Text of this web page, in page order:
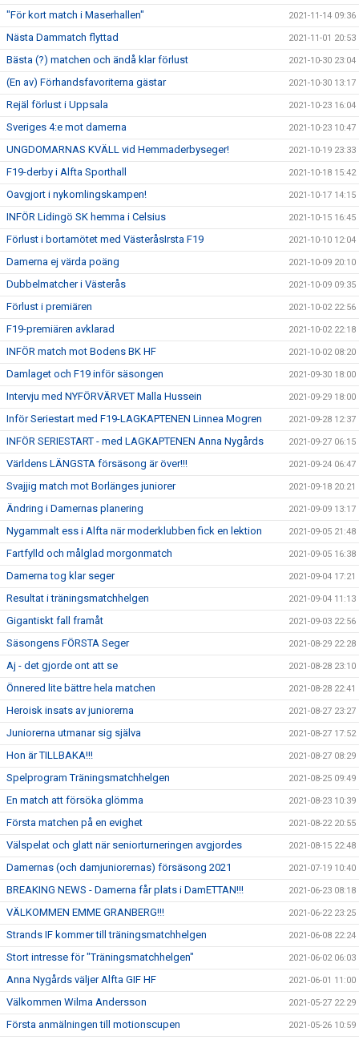
"För kort match i Maserhallen" 2021-11-14 09:36
Nästa Dammatch flyttad 2021-11-01 20:53
Bästa (?) matchen och ändå klar förlust 2021-10-30 23:04
(En av) Förhandsfavoriterna gästar 2021-10-30 13:17
Rejäl förlust i Uppsala 2021-10-23 16:04
Sveriges 4:e mot damerna 2021-10-23 10:47
UNGDOMARNAS KVÄLL vid Hemmaderbyseger! 2021-10-19 23:33
F19-derby i Alfta Sporthall 2021-10-18 15:42
Oavgjort i nykomlingskampen! 2021-10-17 14:15
INFÖR Lidingö SK hemma i Celsius 2021-10-15 16:45
Förlust i bortamötet med VästeråsIrsta F19 2021-10-10 12:04
Damerna ej värda poäng 2021-10-09 20:10
Dubbelmatcher i Västerås 2021-10-09 09:35
Förlust i premiären 2021-10-02 22:56
F19-premiären avklarad 2021-10-02 22:18
INFÖR match mot Bodens BK HF 2021-10-02 08:20
Damlaget och F19 inför säsongen 2021-09-30 18:00
Intervju med NYFÖRVÄRVET Malla Hussein 2021-09-29 18:00
Inför Seriestart med F19-LAGKAPTENEN Linnea Mogren 2021-09-28 12:37
INFÖR SERIESTART - med LAGKAPTENEN Anna Nygårds 2021-09-27 06:15
Världens LÄNGSTA försäsong är över!!! 2021-09-24 06:47
Svajjig match mot Borlänges juniorer 2021-09-18 20:21
Ändring i Damernas planering 2021-09-09 13:17
Nygammalt ess i Alfta när moderklubben fick en lektion 2021-09-05 21:48
Fartfylld och målglad morgonmatch 2021-09-05 16:38
Damerna tog klar seger 2021-09-04 17:21
Resultat i träningsmatchhelgen 2021-09-04 11:13
Gigantiskt fall framåt 2021-09-03 22:56
Säsongens FÖRSTA Seger 2021-08-29 22:28
Aj - det gjorde ont att se 2021-08-28 23:10
Önnered lite bättre hela matchen 2021-08-28 22:41
Heroisk insats av juniorerna 2021-08-27 23:27
Juniorerna utmanar sig själva 2021-08-27 17:52
Hon är TILLBAKA!!! 2021-08-27 08:29
Spelprogram Träningsmatchhelgen 2021-08-25 09:49
En match att försöka glömma 2021-08-23 10:39
Första matchen på en evighet 2021-08-22 20:55
Välspelat och glatt när seniorturneringen avgjordes 2021-08-15 22:48
Damernas (och damjuniorernas) försäsong 2021 2021-07-19 10:40
BREAKING NEWS - Damerna får plats i DamETTAN!!! 2021-06-23 08:18
VÄLKOMMEN EMME GRANBERG!!! 2021-06-22 23:25
Strands IF kommer till träningsmatchhelgen 2021-06-08 22:24
Stort intresse för "Träningsmatchhelgen" 2021-06-02 06:03
Anna Nygårds väljer Alfta GIF HF 2021-06-01 11:00
Välkommen Wilma Andersson 2021-05-27 22:29
Första anmälningen till motionscupen 2021-05-26 10:59